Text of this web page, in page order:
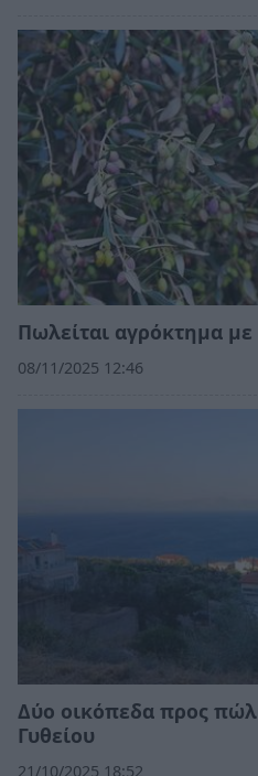
Πωλείται αγρόκτημα με
08/11/2025 12:46
Δύο οικόπεδα προς
Γυθείου
21/10/2025 18:52